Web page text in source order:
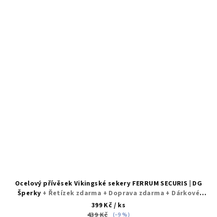
Ocelový přívěsek Vikingské sekery FERRUM SECURIS | DG
Šperky + Řetízek zdarma + Doprava zdarma + Dárkové
balení zdarma
399 Kč / ks
(–9 %)